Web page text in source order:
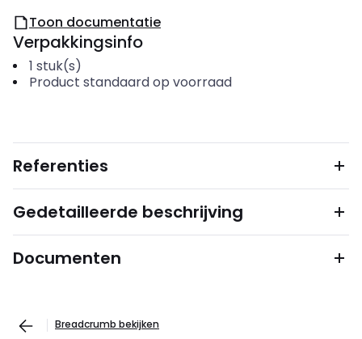
Toon documentatie
Verpakkingsinfo
1 stuk(s)
Product standaard op voorraad
Referenties
Gedetailleerde beschrijving
Documenten
Breadcrumb bekijken